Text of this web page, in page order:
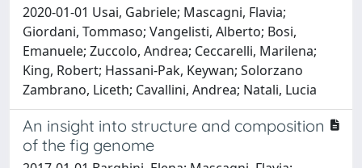
2020-01-01 Usai, Gabriele; Mascagni, Flavia;
Giordani, Tommaso; Vangelisti, Alberto; Bosi,
Emanuele; Zuccolo, Andrea; Ceccarelli, Marilena;
King, Robert; Hassani-Pak, Keywan; Solorzano
Zambrano, Liceth; Cavallini, Andrea; Natali, Lucia
An insight into structure and composition
of the fig genome